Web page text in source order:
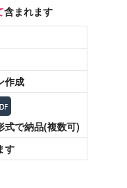
含まれます
作成
式で納品(複数可)
す